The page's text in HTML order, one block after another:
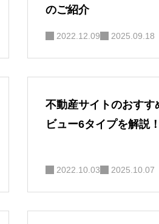
のご紹介
2022.12.09 2025.09.18
不動産サイトのおすす
ビュー6タイプを解説！
2022.10.03 2025.10.07